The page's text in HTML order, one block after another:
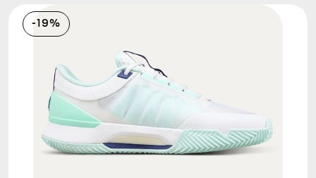
Raquetas de tenis
Zapatillas
Comparador
Consultorio
Blog
-19%